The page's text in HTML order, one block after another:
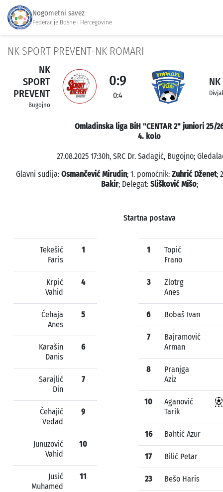
Nogometni savez
Federacije Bosne i Hercegovine
NK SPORT PREVENT-NK ROMARI
NK
SPORT
PREVENT
Bugojno
0:9
0:4
NK
Omladinska liga BiH "CENTAR 2" juniori 25/
4. kolo
27.08.2025 17:30h, SRC Dr. Sadagić, Bugojno;
Glavni sudija: Osmančević Mirudin; 1. pomoćnik: Zuhrić Dženet;
Bakir; Delegat: Slišković Mišo;
Startna postava
Tekešić
Faris
1
Krpić
Vahid
4
Čehaja
Anes
5
Karašin
Danis
6
Sarajlić
Din
7
Čehajić
Vedad
9
Junuzović
Vahid
10
Jusić
Muhamed
11
1
Topić
Frano
3
Zlotrg
Anes
6 Bobaš Ivan
7
Bajramović
Arman
8
Pranjga
Aziz
10
Aganović
Tarik
16 Bahtić Azur
17 Bilić Petar
23 Bešo Haris